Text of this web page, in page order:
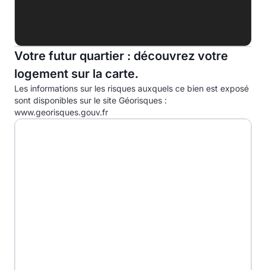
C
D
E
F
Votre futur quartier : découvrez votre
logement sur la carte.
Les informations sur les risques auxquels ce bien est exposé
sont disponibles sur le site Géorisques :
www.georisques.gouv.fr